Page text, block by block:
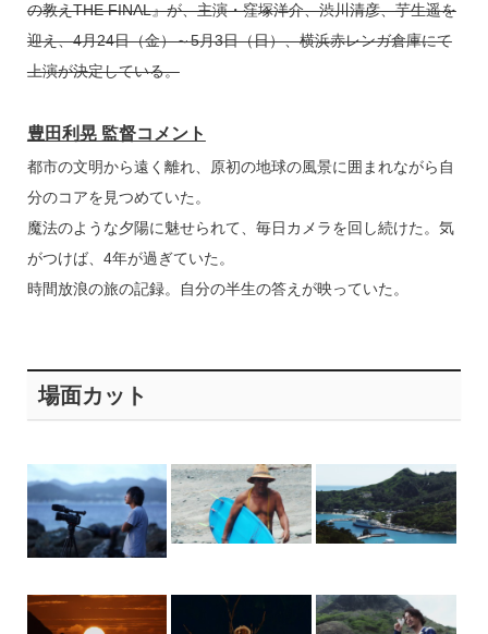
の教えTHE FINAL』が、主演・窪塚洋介、渋川清彦、芋生遥を
迎え、4月24日（金）～5月3日（日）、横浜赤レンガ倉庫にて
上演が決定している。
豊田利晃 監督コメント
都市の文明から遠く離れ、原初の地球の風景に囲まれながら自
分のコアを見つめていた。
魔法のような夕陽に魅せられて、毎日カメラを回し続けた。気
がつけば、4年が過ぎていた。
時間放浪の旅の記録。自分の半生の答えが映っていた。
場面カット